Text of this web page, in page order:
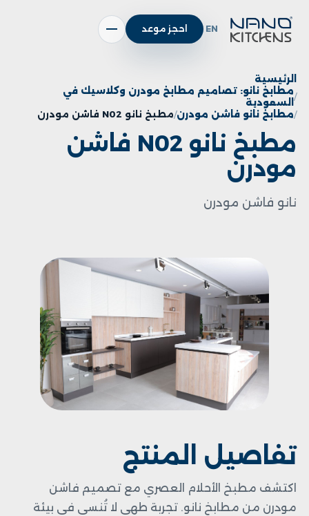
EN احجز موعد
الرئيسية
مطابخ نانو: تصاميم مطابخ مودرن وكلاسيك في
السعودية
مطابخ نانو فاشن مودرن مطبخ نانو N02 فاشن مودرن
مطبخ نانو N02 فاشن
مودرن
نانو فاشن مودرن
تفاصيل المنتج
اكتشف مطبخ الأحلام العصري مع تصميم فاشن
مودرن من مطابخ نانو. تجربة طهي لا تُنسى في بيئة